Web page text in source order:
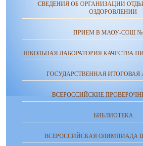
СВЕДЕНИЯ ОБ ОРГАНИЗАЦИИ
ОЗДОРОВЛЕНИИ
ПРИЕМ В МАОУ-СОШ №
ШКОЛЬНАЯ ЛАБОРАТОРИЯ КАЧЕСТВА
ГОСУДАРСТВЕННАЯ ИТОГОВАЯ
ВСЕРОССИЙСКИЕ
БИБЛИОТЕКА
ВСЕРОССИЙСКАЯ ОЛИМПИАДА